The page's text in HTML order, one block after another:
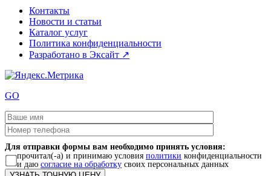
Контакты
Новости и статьи
Каталог услуг
Политика конфиденциальности
Разработано в Эксайт ↗
GO
Для отправки формы вам необходимо принять условия:
прочитал(-а) и принимаю условия политики конфиденциальности
и даю согласие на обработку своих персональных данных